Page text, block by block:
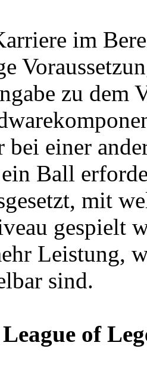
im
zu dem
bei einer
Ball
mit
gespielt
Leistung,
sind.
of